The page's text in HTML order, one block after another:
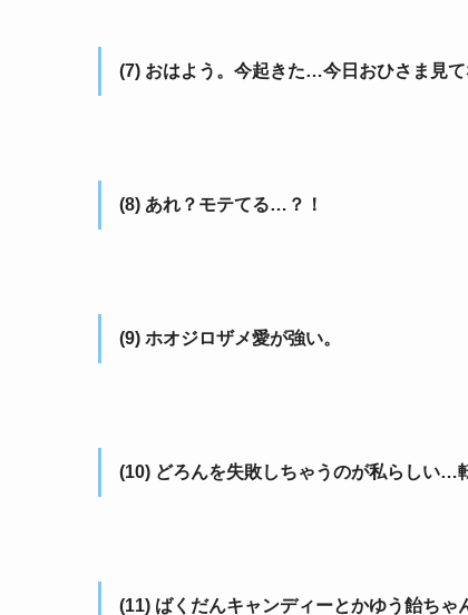
(7) おはよう。今起きた…今日おひさま見
(8) あれ？モテてる…？！
(9) ホオジロザメ愛が強い。
(10) どろんを失敗しちゃうのが私らしい…
(11) ばくだんキャンディーとかゆう飴ちゃ